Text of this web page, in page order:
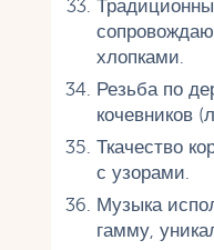
хлопками.
Резьба по
кочевников
Ткачество
с узорами.
Музыка
гамму,